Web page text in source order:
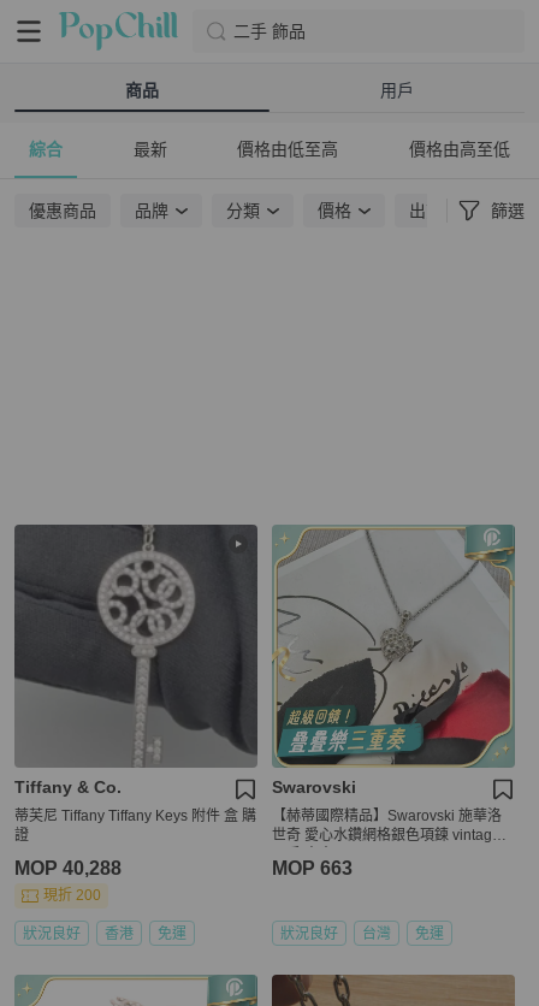
二手 飾品
商品 用戶
綜合 最新 價格由低至高 價格由高至低
優惠商品 品牌 分類 價格 出貨地點 篩選
Tiffany & Co.
蒂芙尼 Tiffany Tiffany Keys 附件 盒 購
證
MOP 40,288
現折 200
狀況良好 香港 免運
Swarovski
【赫蒂國際精品】Swarovski 施華洛
世奇 愛心水鑽網格銀色項鍊 vintage
MOP 663
狀況良好 台灣 免運